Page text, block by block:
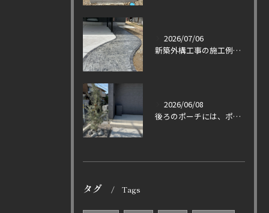
2026/07/06
新築外構工事の施工例です！
2026/06/08
後ろのポーチには、ポスト付き宅配ボックスを設置しました。
タグ Tags